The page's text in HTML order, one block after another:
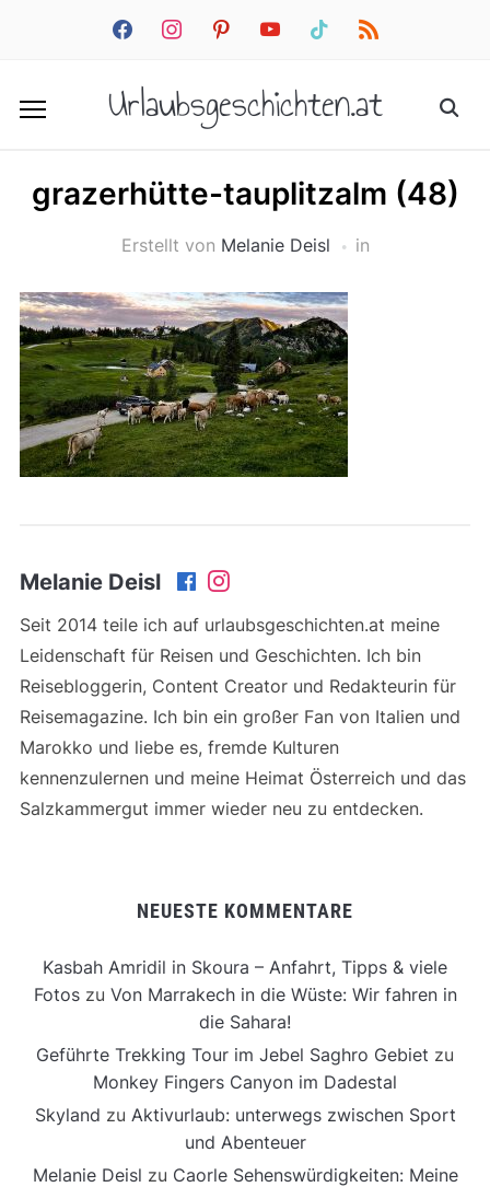
facebookinstagrampinterestyoutube tiktok rss
Urlaubsgeschichten.at
grazerhütte-tauplitzalm (48)
Erstellt von Melanie Deisl in
Melanie Deisl
Seit 2014 teile ich auf urlaubsgeschichten.at meine
Leidenschaft für Reisen und Geschichten. Ich bin
Reisebloggerin, Content Creator und Redakteurin für
Reisemagazine. Ich bin ein großer Fan von Italien und
Marokko und liebe es, fremde Kulturen
kennenzulernen und meine Heimat Österreich und das
Salzkammergut immer wieder neu zu entdecken.
NEUESTE KOMMENTARE
Kasbah Amridil in Skoura – Anfahrt, Tipps & viele
Fotoszu Von Marrakech in die Wüste: Wir fahren in
die Sahara!
Geführte Trekking Tour im Jebel Saghro Gebiet zu
Monkey Fingers Canyon im Dadestal
Skyland zu Aktivurlaub: unterwegs zwischen Sport
und Abenteuer
Melanie Deisl zu Caorle Sehenswürdigkeiten: Meine